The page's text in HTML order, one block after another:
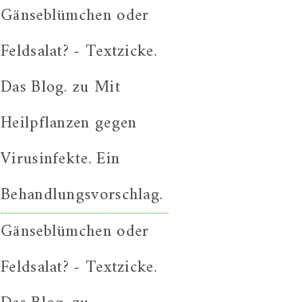
Gänseblümchen oder
Feldsalat? - Textzicke.
Das Blog. zu Mit
Heilpflanzen gegen
Virusinfekte. Ein
Behandlungsvorschlag.
Gänseblümchen oder
Feldsalat? - Textzicke.